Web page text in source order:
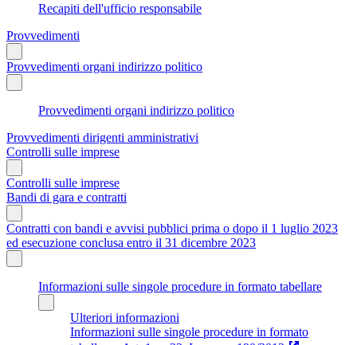
Recapiti dell'ufficio responsabile
Provvedimenti
Provvedimenti organi indirizzo politico
Provvedimenti organi indirizzo politico
Provvedimenti dirigenti amministrativi
Controlli sulle imprese
Controlli sulle imprese
Bandi di gara e contratti
Contratti con bandi e avvisi pubblici prima o dopo il 1 luglio 2023
ed esecuzione conclusa entro il 31 dicembre 2023
Informazioni sulle singole procedure in formato tabellare
Ulteriori informazioni
Informazioni sulle singole procedure in formato